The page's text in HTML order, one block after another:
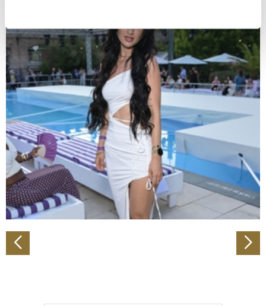
bestimmten Merkmalen (Fingerprinting) identifizieren
Erfahren Sie mehr darüber, wie Ihre persönlichen Daten
verarbeitet werden, und legen Sie Ihre Präferenzen im
Abschnitt Einzelheiten
fest.
Wir verwenden Cookies, um Inhalte und Anzeigen zu
personalisieren, Funktionen für soziale Medien anbieten
zu können und die Zugriffe auf unsere Website zu
analysieren. Außerdem geben wir Informationen zu Ihrer
Verwendung unserer Website an unsere Partner für
soziale Medien, Werbung und Analysen weiter. Unsere
Partner führen diese Informationen möglicherweise mit
weiteren Daten zusammen, die Sie ihnen bereitgestellt
gesammelt haben.